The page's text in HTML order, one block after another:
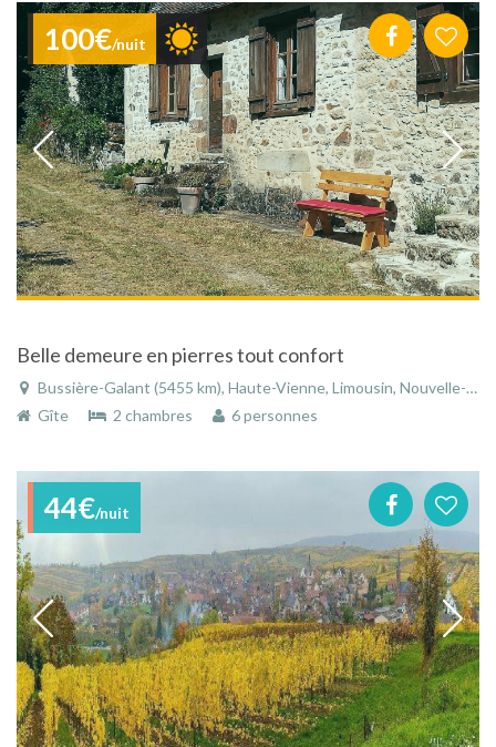
100€/nuit
Belle demeure en pierres tout confort
Bussière-Galant (5455 km), Haute-Vienne, Limousin, Nouvelle-Aquitaine, France
Gîte
2 chambres 6 personnes
44€/nuit